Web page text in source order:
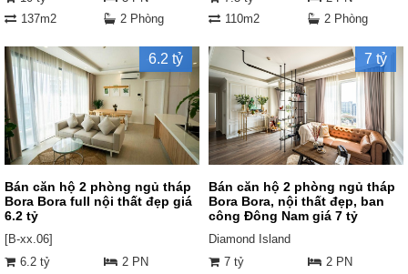
137m2
2 Phòng
110m2
2 Phòng
6.2 tỷ
Bán căn hộ 2 phòng ngủ tháp
Bora Bora full nội thất đẹp giá
6.2 tỷ
[B-xx.06]
6.2 tỷ
2 PN
7 tỷ
Bán căn hộ 2 phòng ngủ tháp
Bora Bora, nội thất đẹp, ban
công Đông Nam giá 7 tỷ
Diamond Island
7 tỷ
2 PN